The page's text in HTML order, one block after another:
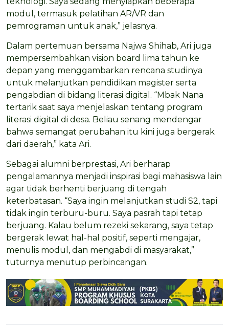
modul, termasuk pelatihan AR/VR dan
pemrograman untuk anak,” jelasnya.
Dalam pertemuan bersama Najwa Shihab, Ari juga
mempersembahkan vision board lima tahun ke
depan yang menggambarkan rencana studinya
untuk melanjutkan pendidikan magister serta
pengabdian di bidang literasi digital. “Mbak Nana
tertarik saat saya menjelaskan tentang program
literasi digital di desa. Beliau senang mendengar
bahwa semangat perubahan itu kini juga bergerak
dari daerah,” kata Ari.
Sebagai alumni berprestasi, Ari berharap
pengalamannya menjadi inspirasi bagi mahasiswa lain
agar tidak berhenti berjuang di tengah
keterbatasan. “Saya ingin melanjutkan studi S2, tapi
tidak ingin terburu-buru. Saya pasrah tapi tetap
berjuang. Kalau belum rezeki sekarang, saya tetap
bergerak lewat hal-hal positif, seperti mengajar,
menulis modul, dan mengabdi di masyarakat,”
tuturnya menutup perbincangan.